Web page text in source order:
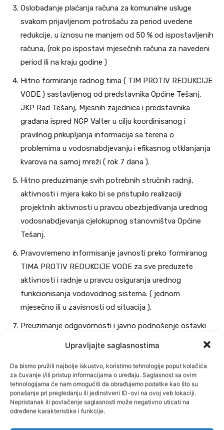
Upravljajte saglasnostima
Da bismo pružili najbolje iskustvo, koristimo tehnologije poput kolačića
za čuvanje i/ili pristup informacijama o uređaju. Saglasnost sa ovim
tehnologijama će nam omogućiti da obrađujemo podatke kao što su
ponašanje pri pregledanju ili jedinstveni ID-ovi na ovoj veb lokaciji.
Nepristanak ili povlačenje saglasnosti može negativno uticati na
određene karakteristike i funkcije.
Oslobađanje plaćanja računa za komunalne usluge
svakom prijavljenom potrošaču za period uvedene
redukcije, u iznosu ne manjem od 50 % od ispostavljenih
računa, (rok po ispostavi mjesečnih računa za navedeni
period ili na kraju godine )
Hitno formiranje radnog tima ( TIM PROTIV REDUKCIJE
VODE ) sastavljenog od predstavnika Općine Tešanj,
JKP Rad Tešanj, Mjesnih zajednica i predstavnika
građana ispred NGP Valter u cilju koordinisanog i
pravilnog prikupljanja informacija sa terena o
problemima u vodosnabdjevanju i efikasnog otklanjanja
kvarova na samoj mreži ( rok 7 dana ).
Hitno preduzimanje svih potrebnih stručnih radnji,
aktivnosti i mjera kako bi se pristupilo realizaciji
projektnih aktivnosti u pravcu obezbjeđivanja urednog
vodosnabdjevanja cjelokupnog stanovništva Općine
Tešanj.
Pravovremeno informisanje javnosti preko formiranog
TIMA PROTIV REDUKCIJE VODE za sve preduzete
aktivnosti i radnje u pravcu osiguranja urednog
funkcionisanja vodovodnog sistema. ( jednom
mjesečno ili u zavisnosti od situacija ).
Preuzimanje odgovornosti i javno podnošenje ostavki
strukturama u slučaju da se nastavi sa redukcijom vode
stanovnicima Općine Tešanj ili ne obezbijedi uredno i
kvalitetno funkcionisanje cjelokupnog vodovodnog
sistema ( rok do 6 mjeseci ).